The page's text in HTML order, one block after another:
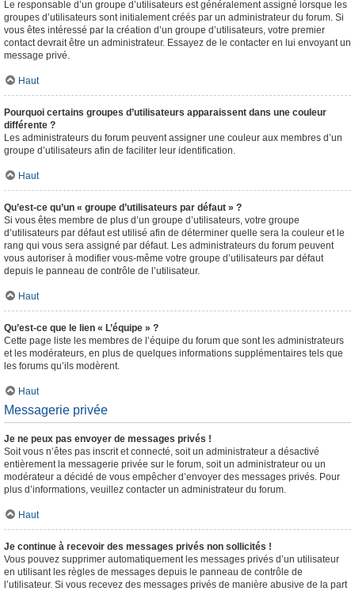
Le responsable d’un groupe d’utilisateurs est généralement assigné lorsque les
groupes d’utilisateurs sont initialement créés par un administrateur du forum. Si
vous êtes intéressé par la création d’un groupe d’utilisateurs, votre premier
contact devrait être un administrateur. Essayez de le contacter en lui envoyant un
message privé.
Haut
Pourquoi certains groupes d’utilisateurs apparaissent dans une couleur
différente ?
Les administrateurs du forum peuvent assigner une couleur aux membres d’un
groupe d’utilisateurs afin de faciliter leur identification.
Haut
Qu’est-ce qu’un « groupe d’utilisateurs par défaut » ?
Si vous êtes membre de plus d’un groupe d’utilisateurs, votre groupe
d’utilisateurs par défaut est utilisé afin de déterminer quelle sera la couleur et le
rang qui vous sera assigné par défaut. Les administrateurs du forum peuvent
vous autoriser à modifier vous-même votre groupe d’utilisateurs par défaut
depuis le panneau de contrôle de l’utilisateur.
Haut
Qu’est-ce que le lien « L’équipe » ?
Cette page liste les membres de l’équipe du forum que sont les administrateurs
et les modérateurs, en plus de quelques informations supplémentaires tels que
les forums qu’ils modèrent.
Haut
Messagerie privée
Je ne peux pas envoyer de messages privés !
Soit vous n’êtes pas inscrit et connecté, soit un administrateur a désactivé
entièrement la messagerie privée sur le forum, soit un administrateur ou un
modérateur a décidé de vous empêcher d’envoyer des messages privés. Pour
plus d’informations, veuillez contacter un administrateur du forum.
Haut
Je continue à recevoir des messages privés non sollicités !
Vous pouvez supprimer automatiquement les messages privés d’un utilisateur
en utilisant les règles de messages depuis le panneau de contrôle de
l’utilisateur. Si vous recevez des messages privés de manière abusive de la part